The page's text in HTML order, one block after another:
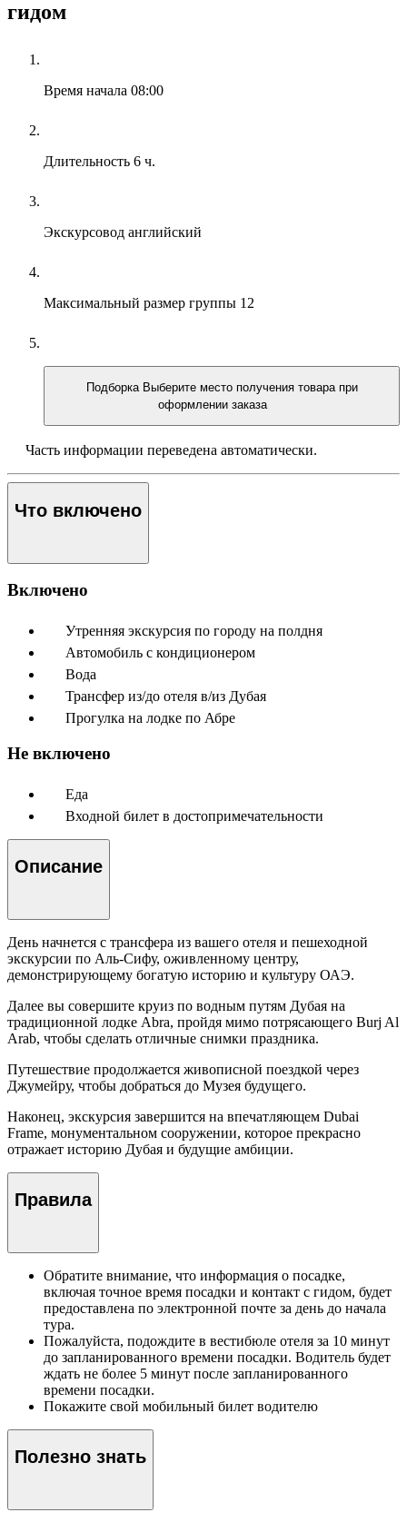
гидом
Время начала 08:00
Длительность 6 ч.
Экскурсовод английский
Максимальный размер группы 12
Подборка Выберите место получения товара при
оформлении заказа
Часть информации переведена автоматически.
Что включено
Включено
Утренняя экскурсия по городу на полдня
Автомобиль с кондиционером
Вода
Трансфер из/до отеля в/из Дубая
Прогулка на лодке по Абре
Не включено
Еда
Входной билет в достопримечательности
Описание
День начнется с трансфера из вашего отеля и пешеходной
экскурсии по Аль-Сифу, оживленному центру,
демонстрирующему богатую историю и культуру ОАЭ.
Далее вы совершите круиз по водным путям Дубая на
традиционной лодке Abra, пройдя мимо потрясающего Burj Al
Arab, чтобы сделать отличные снимки праздника.
Путешествие продолжается живописной поездкой через
Джумейру, чтобы добраться до Музея будущего.
Наконец, экскурсия завершится на впечатляющем Dubai
Frame, монументальном сооружении, которое прекрасно
отражает историю Дубая и будущие амбиции.
Правила
Обратите внимание, что информация о посадке,
включая точное время посадки и контакт с гидом, будет
предоставлена по электронной почте за день до начала
тура.
Пожалуйста, подождите в вестибюле отеля за 10 минут
до запланированного времени посадки. Водитель будет
ждать не более 5 минут после запланированного
времени посадки.
Покажите свой мобильный билет водителю
Полезно знать